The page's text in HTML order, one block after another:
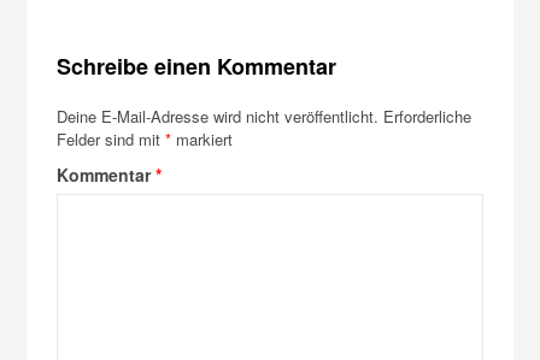
Schreibe einen Kommentar
Deine E-Mail-Adresse wird nicht veröffentlicht. Erforderliche
Felder sind mit* markiert
Kommentar*